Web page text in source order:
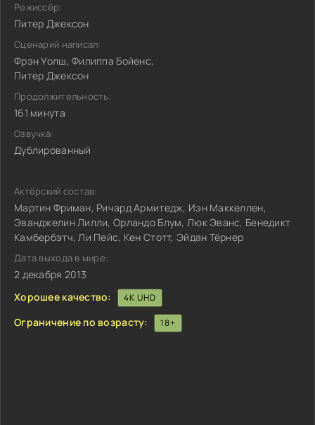
Режиссёр:
Питер Джексон
Сценарий написал:
Фрэн Уолш, Филиппа Бойенс,
Питер Джексон
Продолжительность:
161 минута
Озвучка:
Дублированный
Актёрский состав:
Мартин Фриман, Ричард Армитедж, Иэн Маккеллен,
Эванджелин Лилли, Орландо Блум, Люк Эванс, Бенедикт
Камбербэтч, Ли Пейс, Кен Стотт, Эйдан Тёрнер
Дата выхода в мире:
2 декабря 2013
Хорошее качество:
4K UHD
Ограничение по возрасту: 18+